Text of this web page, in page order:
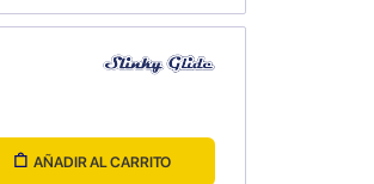
AÑADIR AL CARRITO